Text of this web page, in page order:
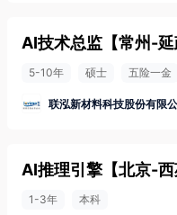
AI技术总监 【常州-
5-10年 硕士 五险一金
联泓新材料科技股份有限
AI推理引擎 【北京-
1-3年 本科